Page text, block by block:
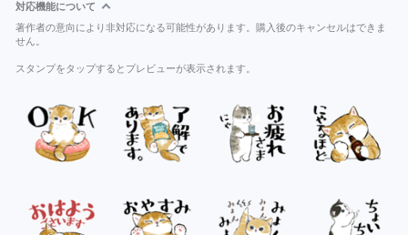
対応機能について
著作者の意向により非対応になる可能性があります。購入後のキャンセルはできま
せん。
スタンプをタップするとプレビューが表示されます。